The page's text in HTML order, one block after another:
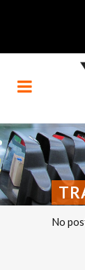
No